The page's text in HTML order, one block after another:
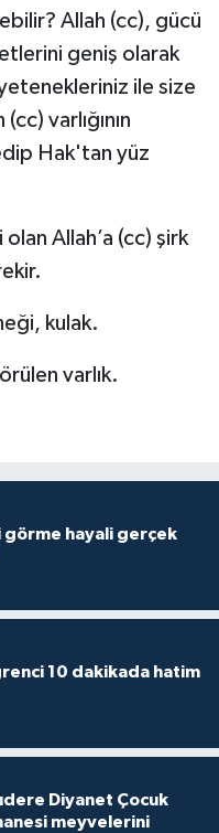
Allah (cc), gücü
geniş olarak
yetenekleriniz ile size
varlığının
Hak'tan yüz
olan Allah’a (cc) şirk
kulak.
varlık.
görme hayali gerçek
10 dakikada hatim
Diyanet Çocuk
meyvelerini